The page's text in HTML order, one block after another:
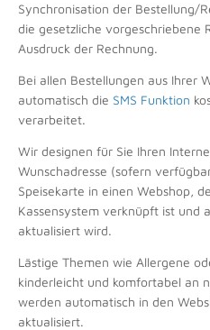
Synchronisation der Bestellung/
die gesetzliche vorgeschriebene
Ausdruck der Rechnung.
Bei allen Bestellungen aus Ihrer
automatisch die SMS Funktion
verarbeitet.
Wir designen für Sie Ihren
Wunschadresse (sofern
Speisekarte in einen Webshop,
Kassensystem verknüpft ist und
aktualisiert wird.
Lästige Themen wie Allergene
kinderleicht und komfortabel an
werden automatisch in den
aktualisiert.